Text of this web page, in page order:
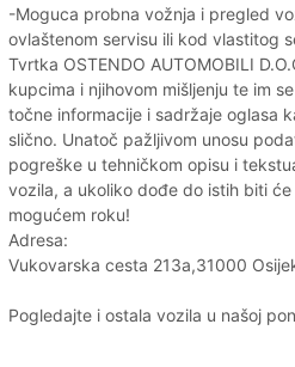
-Moguca probna vožnja i pregled
ovlaštenom servisu ili kod vlastitog
Tvrtka OSTENDO AUTOMOBILI
kupcima i njihovom mišljenju te im
točne informacije i sadržaje oglasa
slično. Unatoč pažljivom unosu
pogreške u tehničkom opisu i
vozila, a ukoliko dođe do istih biti
mogućem roku!
Adresa:
Vukovarska cesta 213a,31000
Pogledajte i ostala vozila u našoj